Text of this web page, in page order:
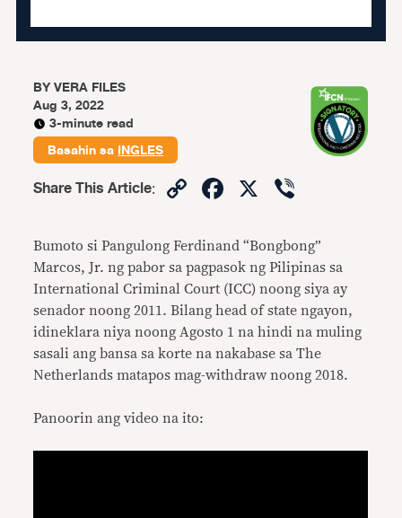
BYVERA FILES
Aug 3, 2022
3-minute read
Basahin saINGLES
Share This Article: CopyFacebook
X
Bumoto si Pangulong Ferdinand “Bongbong”
Marcos, Jr. ng pabor sa pagpasok ng Pilipinas sa
International Criminal Court (ICC) noong siya ay
senador noong 2011. Bilang head of state ngayon,
idineklara niya noong Agosto 1 na hindi na muling
sasali ang bansa sa korte na nakabase sa The
Netherlands matapos mag-withdraw noong 2018.
Panoorin ang video na ito: